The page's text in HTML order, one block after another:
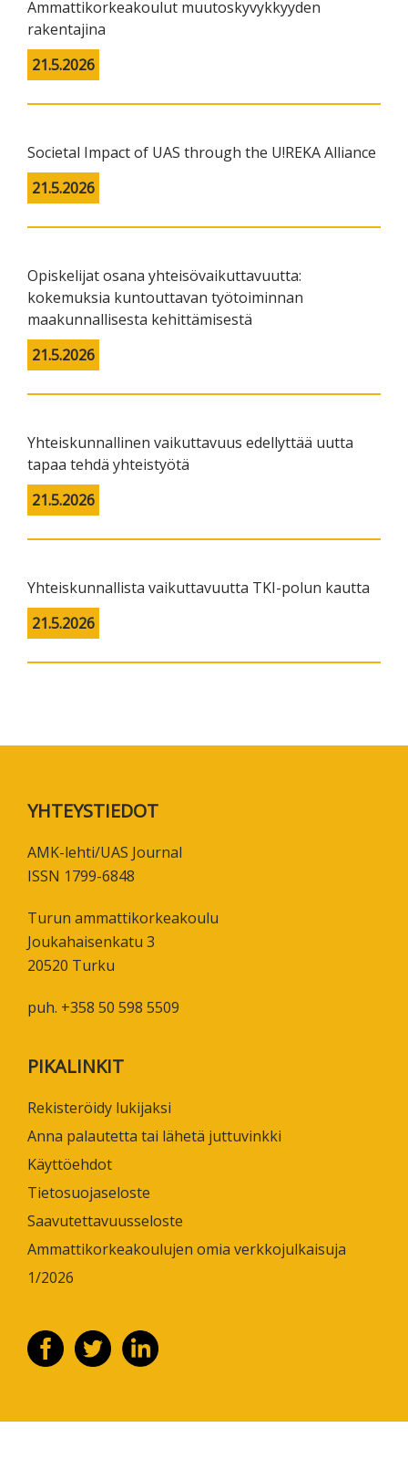
Ammattikorkeakoulut muutoskyvykkyyden
rakentajina
21.5.2026
Societal Impact of UAS through the U!REKA Alliance
21.5.2026
Opiskelijat osana yhteisövaikuttavuutta:
kokemuksia kuntouttavan työtoiminnan
maakunnallisesta kehittämisestä
21.5.2026
Yhteiskunnallinen vaikuttavuus edellyttää uutta
tapaa tehdä yhteistyötä
21.5.2026
Yhteiskunnallista vaikuttavuutta TKI-polun kautta
21.5.2026
Footer
YHTEYSTIEDOT
AMK-lehti/UAS Journal
ISSN 1799-6848
Turun ammattikorkeakoulu
Joukahaisenkatu 3
20520 Turku
puh. +358 50 598 5509
PIKALINKIT
Rekisteröidy lukijaksi
Anna palautetta tai lähetä juttuvinkki
Käyttöehdot
Tietosuojaseloste
Saavutettavuusseloste
Ammattikorkeakoulujen omia verkkojulkaisuja
1/2026